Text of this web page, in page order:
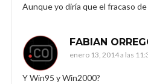
Aunque yo diría que el fracaso
FABIAN
enero 13, 2014 a las
Y Win95 y Win2000?